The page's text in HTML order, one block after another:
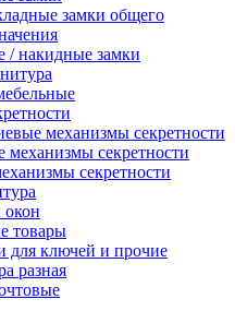
замки общего
/ накидные замки
механизмы секретности
механизмы секретности
секретности
товары
для ключей и прочие
разная